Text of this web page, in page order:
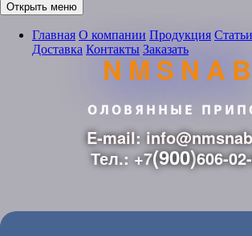
Открыть меню
Главная О компании Продукция Статьи
Доставка Контакты Заказать
NMSNAB
ОЛОВЯННЫЕ
E-mail:
Тел.: +7(900)606-